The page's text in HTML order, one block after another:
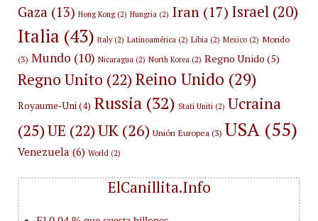
Gaza (13) Hong Kong(2) Hungria(2) Iran(17) Israel(20)
Italia (43) Italy(2) Latinoamérica(2) Libia(2) Mexico(2) Mondo
(3) Mundo (10) Nicaragua(2) North Korea(2) Regno Unido (5)
Regno Unito (22) Reino Unido (29)
Royaume-Uni(4) Russia(32) Stati Uniti(2) Ucraina
(25)UE (22)UK(26) Unión Europea (3) USA(55)
Venezuela (6) World(2)
ElCanillita.Info